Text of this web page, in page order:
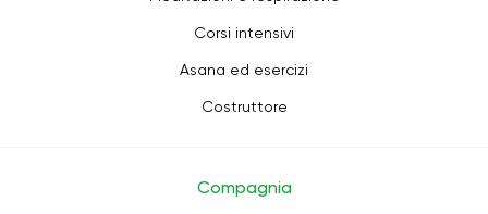
Corsi intensivi
Asana ed esercizi
Costruttore
Compagnia